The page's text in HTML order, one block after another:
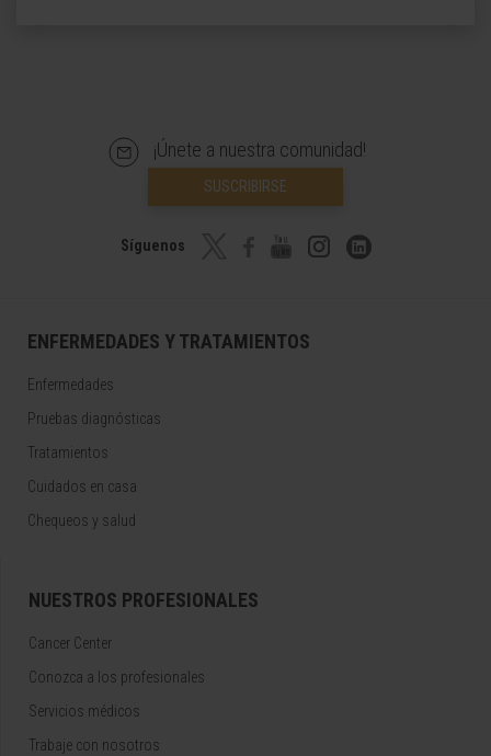
¡Únete a nuestra comunidad!
SUSCRIBIRSE
Síguenos
ENFERMEDADES Y TRATAMIENTOS
Enfermedades
Pruebas diagnósticas
Tratamientos
Cuidados en casa
Chequeos y salud
NUESTROS PROFESIONALES
Cancer Center
Conozca a los profesionales
Servicios médicos
Trabaje con nosotros